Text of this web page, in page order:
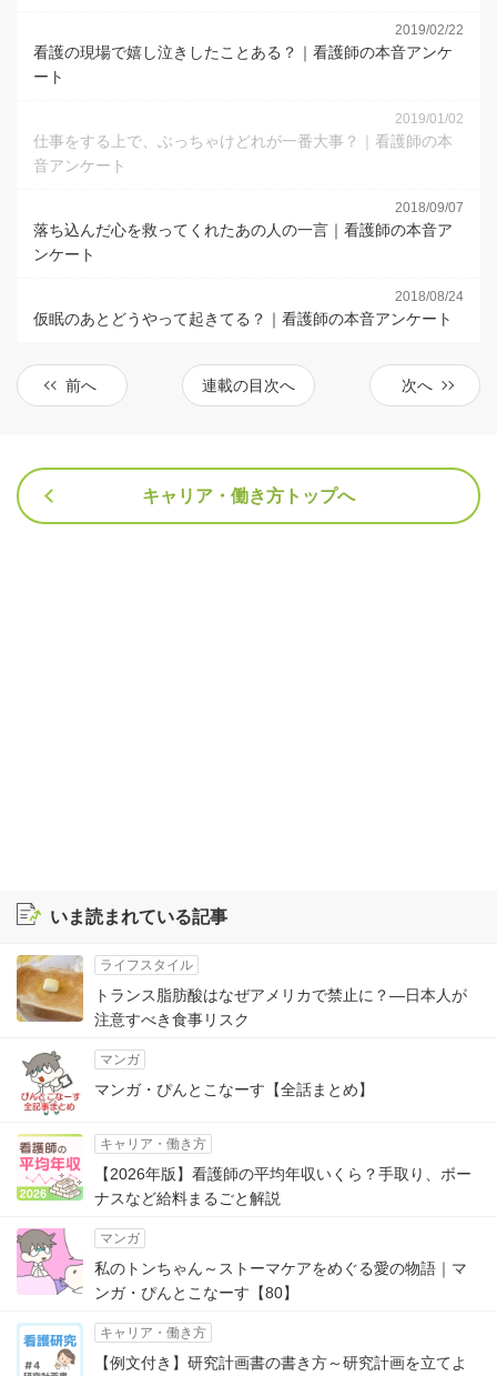
2019/02/22
看護の現場で嬉し泣きしたことある？｜看護師の本音アンケ
ート
2019/01/02
仕事をする上で、ぶっちゃけどれが一番大事？｜看護師の本
音アンケート
2018/09/07
落ち込んだ心を救ってくれたあの人の一言｜看護師の本音ア
ンケート
2018/08/24
仮眠のあとどうやって起きてる？｜看護師の本音アンケート
前へ 連載の目次へ 次へ
キャリア・働き方トップへ
いま読まれている記事
ライフスタイル
トランス脂肪酸はなぜアメリカで禁止に？―日本人が
注意すべき食事リスク
マンガ
マンガ・ぴんとこなーす【全話まとめ】
キャリア・働き方
【2026年版】看護師の平均年収いくら？手取り、ボー
ナスなど給料まるごと解説
マンガ
私のトンちゃん～ストーマケアをめぐる愛の物語｜マ
ンガ・ぴんとこなーす【80】
キャリア・働き方
【例文付き】研究計画書の書き方～研究計画を立てよ